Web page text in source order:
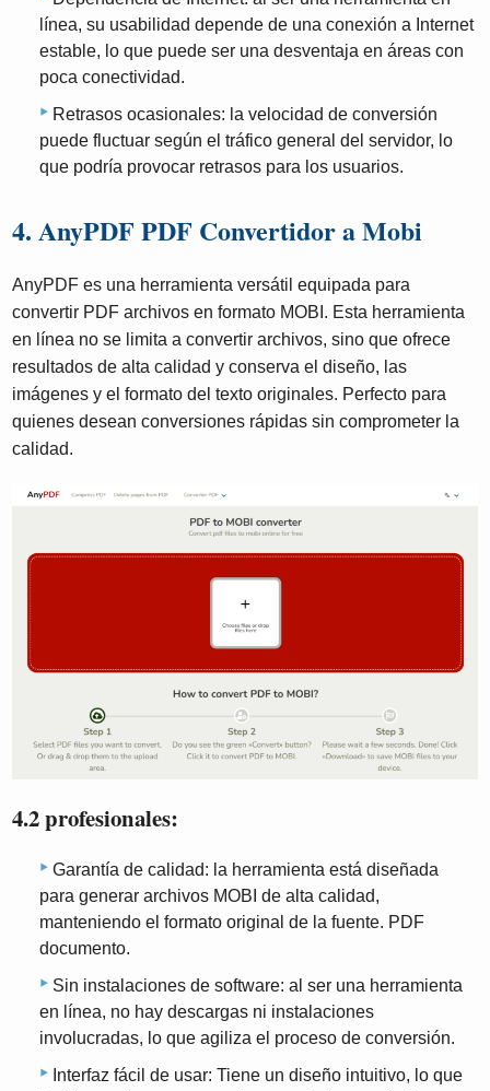
línea, su usabilidad depende de una conexión a Internet
estable, lo que puede ser una desventaja en áreas con
poca conectividad.
Retrasos ocasionales: la velocidad de conversión
puede fluctuar según el tráfico general del servidor, lo
que podría provocar retrasos para los usuarios.
4. AnyPDF PDF Convertidor a Mobi
AnyPDF es una herramienta versátil equipada para
convertir PDF archivos en formato MOBI. Esta herramienta
en línea no se limita a convertir archivos, sino que ofrece
resultados de alta calidad y conserva el diseño, las
imágenes y el formato del texto originales. Perfecto para
quienes desean conversiones rápidas sin comprometer la
calidad.
4.2 profesionales:
Garantía de calidad: la herramienta está diseñada
para generar archivos MOBI de alta calidad,
manteniendo el formato original de la fuente. PDF
documento.
Sin instalaciones de software: al ser una herramienta
en línea, no hay descargas ni instalaciones
involucradas, lo que agiliza el proceso de conversión.
Interfaz fácil de usar: Tiene un diseño intuitivo, lo que